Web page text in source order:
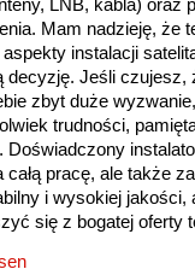
LNB, kabla) oraz
Mam nadzieję, że
instalacji
decyzję. Jeśli czujesz,
zbyt duże
trudności,
Doświadczony
pracę, ale także
i wysokiej jakości,
się z bogatej oferty